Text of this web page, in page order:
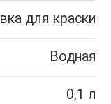
для краски
Водная
0,1 л